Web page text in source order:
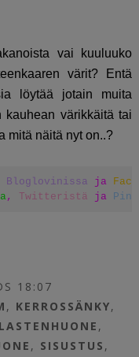
vai kuuluuko
värit? Entä
löytää jotain muita
kauhean värikkäitä tai
mitä näitä nyt on..?
Bloglovinissa ja
, Twitteristä ja
18:07
, KERROSSÄNKY,
LASTENHUONE ,
, SISUSTUS ,